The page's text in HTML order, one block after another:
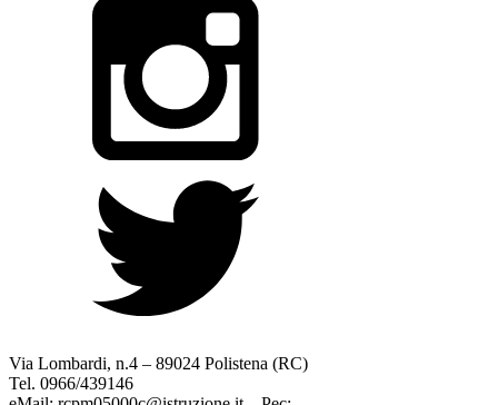
Via Lombardi, n.4 – 89024 Polistena (RC)
Tel. 0966/439146